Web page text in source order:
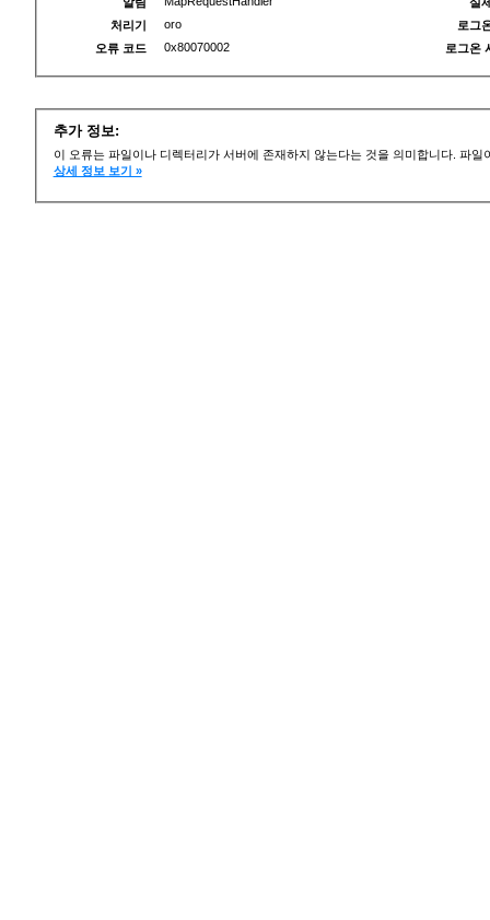
처리기
oro
오류 코드
0x80070002
로그
로그온
추가 정보:
이 오류는 파일이나 디렉터리가 서버에 존재하지 않는다는 것을 의미합니다. 파
상세 정보 보기 »